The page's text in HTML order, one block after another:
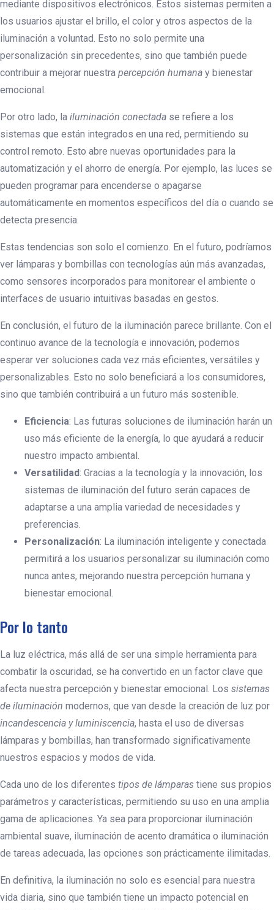
mediante dispositivos electrónicos. Estos sistemas permiten a
los usuarios ajustar el brillo, el color y otros aspectos de la
iluminación a voluntad. Esto no solo permite una
personalización sin precedentes, sino que también puede
contribuir a mejorar nuestra percepción humana y bienestar
emocional.
Por otro lado, la iluminación conectada se refiere a los
sistemas que están integrados en una red, permitiendo su
control remoto. Esto abre nuevas oportunidades para la
automatización y el ahorro de energía. Por ejemplo, las luces se
pueden programar para encenderse o apagarse
automáticamente en momentos específicos del día o cuando se
detecta presencia.
Estas tendencias son solo el comienzo. En el futuro, podríamos
ver lámparas y bombillas con tecnologías aún más avanzadas,
como sensores incorporados para monitorear el ambiente o
interfaces de usuario intuitivas basadas en gestos.
En conclusión, el futuro de la iluminación parece brillante. Con el
continuo avance de la tecnología e innovación, podemos
esperar ver soluciones cada vez más eficientes, versátiles y
personalizables. Esto no solo beneficiará a los consumidores,
sino que también contribuirá a un futuro más sostenible.
Eficiencia: Las futuras soluciones de iluminación harán un
uso más eficiente de la energía, lo que ayudará a reducir
nuestro impacto ambiental.
Versatilidad: Gracias a la tecnología y la innovación, los
sistemas de iluminación del futuro serán capaces de
adaptarse a una amplia variedad de necesidades y
preferencias.
Personalización: La iluminación inteligente y conectada
permitirá a los usuarios personalizar su iluminación como
nunca antes, mejorando nuestra percepción humana y
bienestar emocional.
Por lo tanto
La luz eléctrica, más allá de ser una simple herramienta para
combatir la oscuridad, se ha convertido en un factor clave que
afecta nuestra percepción y bienestar emocional. Los sistemas
de iluminación modernos, que van desde la creación de luz por
incandescencia y luminiscencia, hasta el uso de diversas
lámparas y bombillas, han transformado significativamente
nuestros espacios y modos de vida.
Cada uno de los diferentes tipos de lámparas tiene sus propios
parámetros y características, permitiendo su uso en una amplia
gama de aplicaciones. Ya sea para proporcionar iluminación
ambiental suave, iluminación de acento dramática o iluminación
de tareas adecuada, las opciones son prácticamente ilimitadas.
En definitiva, la iluminación no solo es esencial para nuestra
vida diaria, sino que también tiene un impacto potencial en